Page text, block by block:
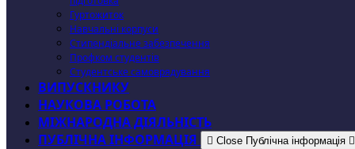
Гуртожиток
Навчальні корпуси
Стипендіальне забезпечення
Профком студентів
Студентське самоврядування
ВИПУСКНИКУ
НАУКОВА РОБОТА
МІЖНАРОДНА ДІЯЛЬНІСТЬ
ПУБЛІЧНА ІНФОРМАЦІЯ
Close Публічна інформація